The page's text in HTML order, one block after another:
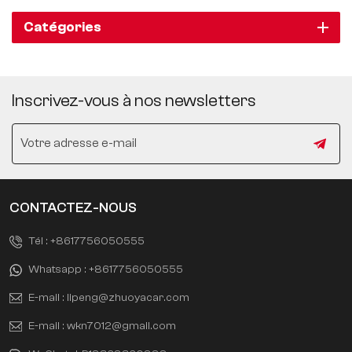
Catégories
Inscrivez-vous à nos newsletters
CONTACTEZ-NOUS
Tél : +8617756050555
Whatsapp : +8617756050555
E-mail : lipeng@zhuoyacar.com
E-mail : wkn7012@gmail.com